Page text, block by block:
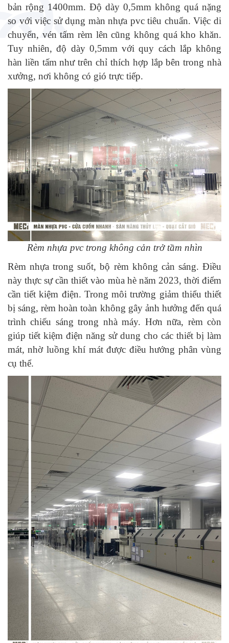
bản rộng 1400mm. Độ dày 0,5mm không quá nặng
so với việc sử dụng màn nhựa pvc tiêu chuẩn. Việc di
chuyển, vén tấm rèm lên cũng không quá kho khăn.
Tuy nhiên, độ dày 0,5mm với quy cách lắp không
hàn liền tấm như trên chỉ thích hợp lắp bên trong nhà
xưởng, nơi không có gió trực tiếp.
Rèm nhựa pvc trong không cản trở tầm nhìn
Rèm nhựa trong suốt, bộ rèm không cản sáng. Điều
này thực sự cần thiết vào mùa hè năm 2023, thời điểm
cần tiết kiệm điện. Trong môi trường giảm thiểu thiết
bị sáng, rèm hoàn toàn không gây ảnh hưởng đến quá
trình chiếu sáng trong nhà máy. Hơn nữa, rèm còn
giúp tiết kiệm điện năng sử dung cho các thiết bị làm
mát, nhờ luồng khí mát được điều hướng phân vùng
cụ thể.